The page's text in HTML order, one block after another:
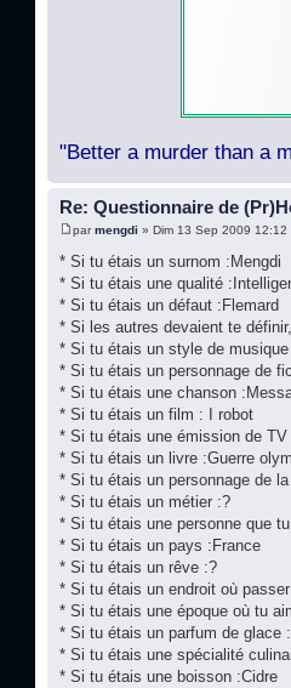
"Better a murder than a
Re: Questionnaire de
parmengdi » Dim 13 Sep 2009 12:12
* Si tu étais un surnom :Mengdi
* Si tu étais une qualité
* Si tu étais un défaut :Flemard
* Si les autres devaient te
* Si tu étais un style de
* Si tu étais un personnage de
* Si tu étais une chanson
* Si tu étais un film : I robot
* Si tu étais une émission de TV
* Si tu étais un livre :Guerre
* Si tu étais un personnage de
* Si tu étais un métier :?
* Si tu étais une personne que
* Si tu étais un pays :France
* Si tu étais un rêve :?
* Si tu étais un endroit où
* Si tu étais une époque où tu
* Si tu étais un parfum de glace
* Si tu étais une spécialité
* Si tu étais une boisson :Cidre